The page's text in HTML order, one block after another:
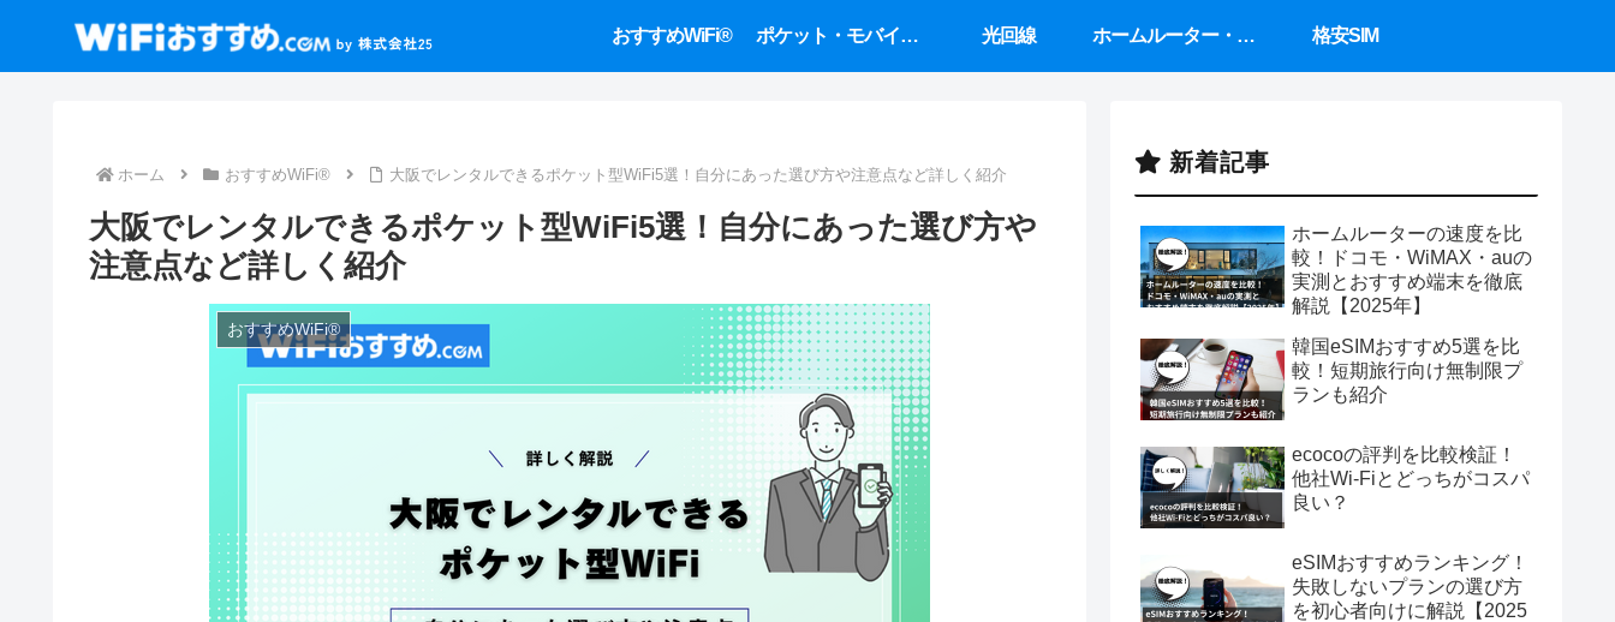
おすすめWiFi® ポケット・モバイルWiFi 光回線 ホームルーター・置くだけWiFi 格安SIM
ホーム おすすめWiFi® 大阪でレンタルできるポケット型WiFi5選！自分にあった選び方や注意点など詳しく紹介
大阪でレンタルできるポケット型WiFi5選！自分にあった選び方や
注意点など詳しく紹介
おすすめWiFi®
新着記事
ホームルーターの速度を比
較！ドコモ・WiMAX・auの
実測とおすすめ端末を徹底
解説【2025年】
韓国eSIMおすすめ5選を比
較！短期旅行向け無制限プ
ランも紹介
ecocoの評判を比較検証！
他社Wi-Fiとどっちがコスパ
良い？
eSIMおすすめランキング！
失敗しないプランの選び方
を初心者向けに解説【2025